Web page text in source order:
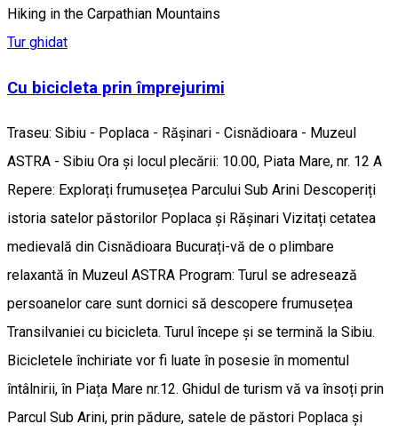
Hiking in the Carpathian Mountains
Tur ghidat
Cu bicicleta prin împrejurimi
Traseu: Sibiu - Poplaca - Rășinari - Cisnădioara - Muzeul
ASTRA - Sibiu Ora și locul plecării: 10.00, Piata Mare, nr. 12 A
Repere: Explorați frumusețea Parcului Sub Arini Descoperiți
istoria satelor păstorilor Poplaca și Rășinari Vizitați cetatea
medievală din Cisnădioara Bucurați-vă de o plimbare
relaxantă în Muzeul ASTRA Program: Turul se adresează
persoanelor care sunt dornici să descopere frumusețea
Transilvaniei cu bicicleta. Turul începe și se termină la Sibiu.
Bicicletele închiriate vor fi luate în posesie în momentul
întâlnirii, în Piața Mare nr.12. Ghidul de turism vă va însoți prin
Parcul Sub Arini, prin pădure, satele de păstori Poplaca și